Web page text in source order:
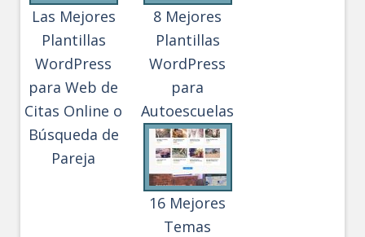
Las Mejores
Plantillas
WordPress
para Web de
Citas Online o
Búsqueda de
Pareja
8 Mejores
Plantillas
WordPress
para
Autoescuelas
16 Mejores
Temas